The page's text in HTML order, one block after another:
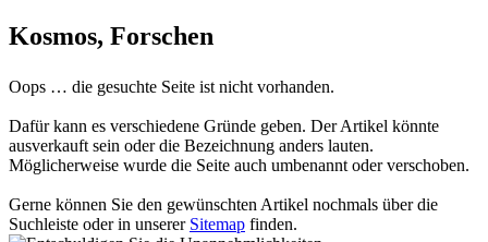
Kosmos, Forschen
Oops … die gesuchte Seite ist nicht vorhanden.
Dafür kann es verschiedene Gründe geben. Der Artikel könnte
ausverkauft sein oder die Bezeichnung anders lauten.
Möglicherweise wurde die Seite auch umbenannt oder verschoben.
Gerne können Sie den gewünschten Artikel nochmals über die
Suchleiste oder in unserer Sitemap finden.